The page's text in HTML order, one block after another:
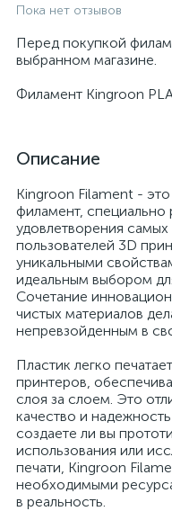
Пока нет отзывов
Перед покупкой
выбранном магазине.
Филамент Kingroon
Описание
Kingroon Filament -
филамент, специально
удовлетворения
пользователей 3D
уникальными
идеальным выбором
Сочетание
чистых материалов
непревзойденным в
Пластик легко
принтеров,
слоя за слоем. Это
качество и
создаете ли вы
использования или
печати, Kingroon
необходимыми
в реальность.